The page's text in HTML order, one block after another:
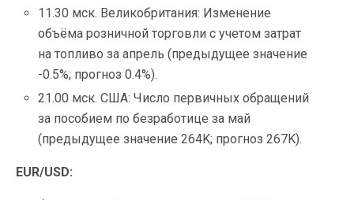
11.30 мск. Великобритания: Изменение
объёма розничной торговли с учетом затрат
на топливо за апрель (предыдущее значение
-0.5%; прогноз 0.4%).
21.00 мск. США: Число первичных обращений
за пособием по безработице за май
(предыдущее значение 264K; прогноз 267K).
EUR/USD: